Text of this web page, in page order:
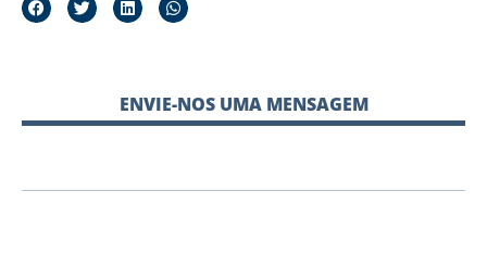
ENVIE-NOS UMA MENSAGEM